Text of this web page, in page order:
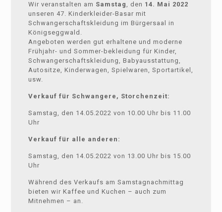
Wir veranstalten am Samstag, den 14. Mai 2022
unseren 47. Kinderkleider-Basar mit
Schwangerschaftskleidung im Bürgersaal in
Königseggwald.
Angeboten werden gut erhaltene und moderne
Frühjahr- und Sommer-bekleidung für Kinder,
Schwangerschaftskleidung, Babyausstattung,
Autositze, Kinderwagen, Spielwaren, Sportartikel,
usw.
Verkauf für Schwangere, Storchenzeit:
Samstag, den 14.05.2022 von 10.00 Uhr bis 11.00
Uhr
Verkauf für alle anderen:
Samstag, den 14.05.2022 von 13.00 Uhr bis 15.00
Uhr
Während des Verkaufs am Samstagnachmittag
bieten wir Kaffee und Kuchen – auch zum
Mitnehmen – an.